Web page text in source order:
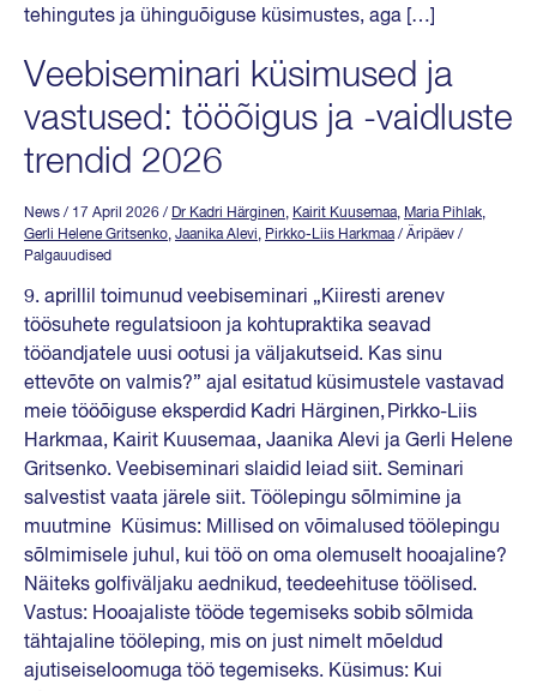
tehingutes ja ühinguõiguse küsimustes, aga […]
Veebiseminari küsimused ja
vastused: tööõigus ja -vaidluste
trendid 2026
News / 17 April 2026 / Dr Kadri Härginen, Kairit Kuusemaa, Maria Pihlak,
Gerli Helene Gritsenko, Jaanika Alevi, Pirkko-Liis Harkmaa / Äripäev /
Palgauudised
9. aprillil toimunud veebiseminari „Kiiresti arenev
töösuhete regulatsioon ja kohtupraktika seavad
tööandjatele uusi ootusi ja väljakutseid. Kas sinu
ettevõte on valmis?” ajal esitatud küsimustele vastavad
meie tööõiguse eksperdid Kadri Härginen, Pirkko-Liis
Harkmaa, Kairit Kuusemaa, Jaanika Alevi ja Gerli Helene
Gritsenko. Veebiseminari slaidid leiad siit. Seminari
salvestist vaata järele siit. Töölepingu sõlmimine ja
muutmine Küsimus: Millised on võimalused töölepingu
sõlmimisele juhul, kui töö on oma olemuselt hooajaline?
Näiteks golfiväljaku aednikud, teedeehituse töölised.
Vastus: Hooajaliste tööde tegemiseks sobib sõlmida
tähtajaline tööleping, mis on just nimelt mõeldud
ajutiseiseloomuga töö tegemiseks. Küsimus: Kui